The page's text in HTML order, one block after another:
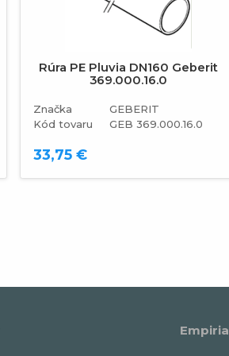
Rúra PE Pluvia DN160 Geberit
369.000.16.0
Značka
GEBERIT
Kód tovaru
GEB 369.000.16.0
33,75 €
Empiria